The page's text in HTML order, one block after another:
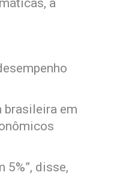
a
brasileira em
5%”, disse,